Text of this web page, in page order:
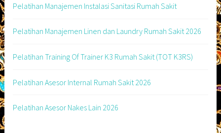
Pelatihan Manajemen Instalasi Sanitasi Rumah Sakit
Pelatihan Manajemen Linen dan Laundry Rumah Sakit 2026
Pelatihan Training Of Trainer K3 Rumah Sakit (TOT K3RS)
Pelatihan Asesor Internal Rumah Sakit 2026
Pelatihan Asesor Nakes Lain 2026